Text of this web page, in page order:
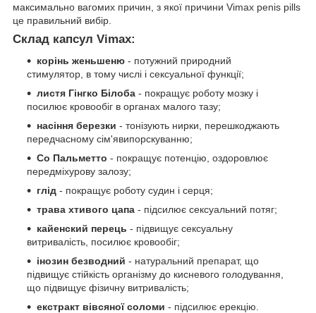
максимально вагомих причин, з якої причини Vimax penis pills
це правильний вибір.
Склад капсул Vimax:
корінь женьшеню - потужний природний
стимулятор, в тому числі і сексуальної функції;
листя Гінгко Білоба - покращує роботу мозку і
посилює кровообіг в органах малого тазу;
насіння березки - тонізують нирки, перешкоджають
передчасному сім'явипорскуванню;
Со Пальметто - покращує потенцію, оздоровлює
передміхурову залозу;
глід - покращує роботу судин і серця;
трава хтивого цапа - підсилює сексуальний потяг;
кайенский перець - підвищує сексуальну
витривалість, посилює кровообіг;
інозин безводний - натуральний препарат, що
підвищує стійкість організму до кисневого голодування,
що підвищує фізичну витривалість;
екстракт вівсяної соломи - підсилює ерекцію.